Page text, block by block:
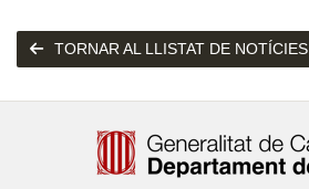
TORNAR AL LLISTAT DE NOTÍCIES